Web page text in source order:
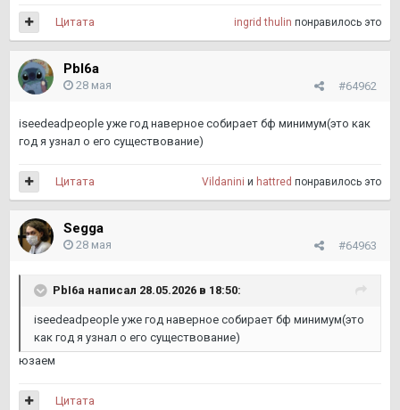
ingrid thulin понравилось это
Цитата
PbI6a
#64962
28 мая
iseedeadpeople уже год наверное собирает бф минимум(это как
год я узнал о его существование)
Vildanini и hattred понравилось это
Цитата
Segga
#64963
28 мая
PbI6a написал 28.05.2026 в 18:50:
iseedeadpeople уже год наверное собирает бф минимум(это
как год я узнал о его существование)
юзаем
Цитата